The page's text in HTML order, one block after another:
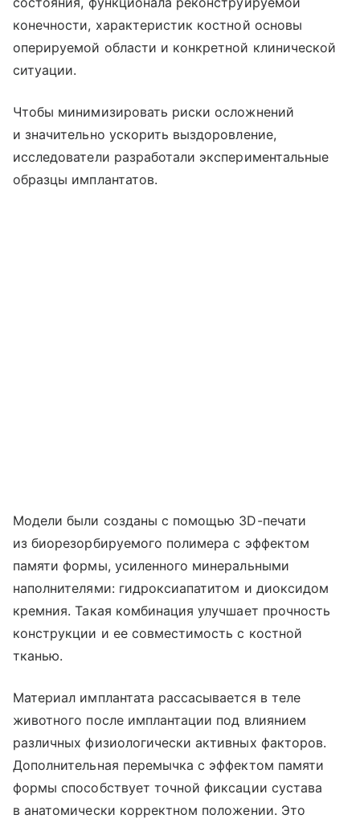
конечности, характеристик костной основы
оперируемой области и конкретной клинической
ситуации.
Чтобы минимизировать риски осложнений
и значительно ускорить выздоровление,
исследователи разработали экспериментальные
образцы имплантатов.
Модели были созданы с помощью 3D-печати
из биорезорбируемого полимера с эффектом
памяти формы, усиленного минеральными
наполнителями: гидроксиапатитом и диоксидом
кремния. Такая комбинация улучшает прочность
конструкции и ее совместимость с костной
тканью.
Материал имплантата рассасывается в теле
животного после имплантации под влиянием
различных физиологически активных факторов.
Дополнительная перемычка с эффектом памяти
формы способствует точной фиксации сустава
в анатомически корректном положении. Это